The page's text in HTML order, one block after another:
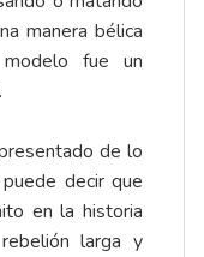
manera bélica
fue un
de lo
decir que
en la historia
larga y